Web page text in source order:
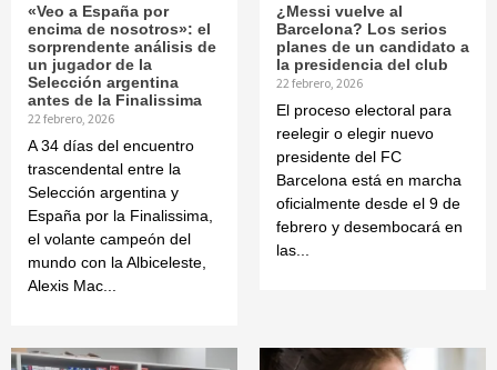
«Veo a España por
encima de nosotros»: el
sorprendente análisis de
un jugador de la
Selección argentina
antes de la Finalissima
22 febrero, 2026
A 34 días del encuentro
trascendental entre la
Selección argentina y
España por la Finalissima,
el volante campeón del
mundo con la Albiceleste,
Alexis Mac...
¿Messi vuelve al
Barcelona? Los serios
planes de un candidato a
la presidencia del club
22 febrero, 2026
El proceso electoral para
reelegir o elegir nuevo
presidente del FC
Barcelona está en marcha
oficialmente desde el 9 de
febrero y desembocará en
las...